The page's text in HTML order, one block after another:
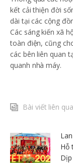
kết cải thiện đời
dài tại các cộng
Các sáng kiến ​​xã
toàn điện, cũng
các bên liên quan
quanh nhà máy.
Bài viết liên
Hỗ